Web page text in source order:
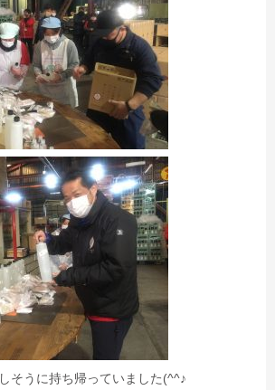
そうに持ち帰っていました(^^♪